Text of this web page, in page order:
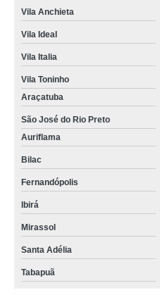
Vila Anchieta
Vila Ideal
Vila Italia
Vila Toninho
Araçatuba
São José do Rio Preto
Auriflama
Bilac
Fernandópolis
Ibirá
Mirassol
Santa Adélia
Tabapuã